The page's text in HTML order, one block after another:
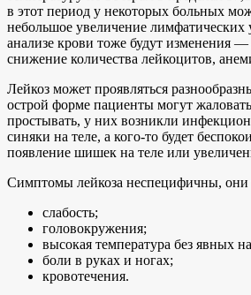
в этот период у некоторых больных
небольшое увеличение лимфатических
анализе крови тоже будут изменения
снижение количества лейкоцитов,
Лейкоз может проявляться
острой форме пациенты могут
простывать, у них возникли
синяки на теле, а кого-то будет
появление шишек на теле или
Симптомы лейкоза неспецифичны, они
слабость;
головокружения;
высокая температура без явных
боли в руках и ногах;
кровотечения.